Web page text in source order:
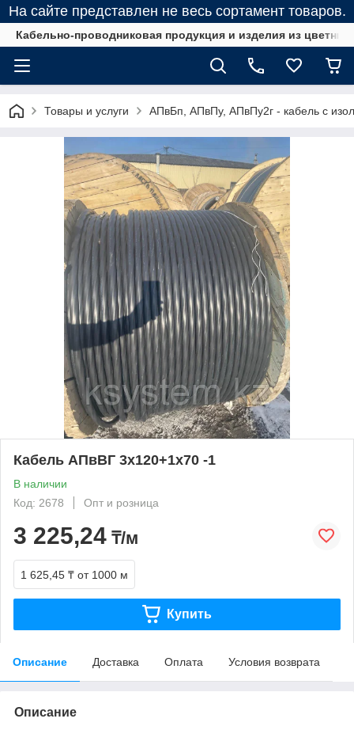
На сайте представлен не весь сортамент товаров.
Кабельно-проводниковая продукция и изделия из
Товары и услуги АПвБп, АПвПу, АПвПу2г - кабель с
Кабель АПвВГ 3х120+1х70 -1
В наличии
Код: 2678
Опт и розница
3 225,24 ₸/м
1 625,45 ₸ от 1000 м
Купить
Описание Доставка Оплата Условия возврата
Описание